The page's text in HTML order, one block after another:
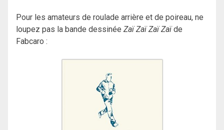
Pour les amateurs de roulade arrière et de poireau, ne
loupez pas la bande dessinée Zaï Zaï Zaï Zaïde
Fabcaro :